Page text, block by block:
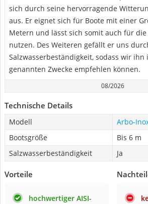
sich durch seine hervorragende
aus. Er eignet sich für Boote mit einer
Metern und lässt sich somit auch für die
nutzen. Des Weiteren gefällt er uns
Salzwasserbeständigkeit, sodass wir
genannten Zwecke empfehlen können.
08/2026
Technische Details
Modell
Arbo-
Bootsgröße
Bis 6 m
Salzwasserbeständigkeit
Ja
Vorteile
hochwertiger AISI-